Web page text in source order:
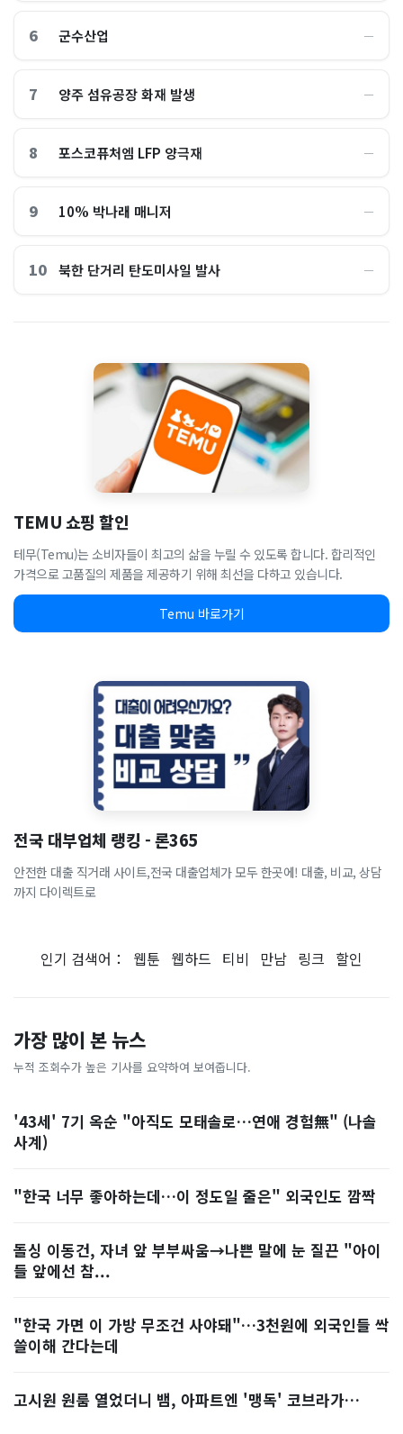
6 군수산업 ―
7 양주 섬유공장 화재 발생 ―
8 포스코퓨처엠 LFP 양극재 ―
9 10% 박나래 매니저 ―
10 북한 단거리 탄도미사일 발사 ―
TEMU 쇼핑 할인
테무(Temu)는 소비자들이 최고의 삶을 누릴 수 있도록 합니다. 합리적인
가격으로 고품질의 제품을 제공하기 위해 최선을 다하고 있습니다.
Temu 바로가기
전국 대부업체 랭킹 - 론365
안전한 대출 직거래 사이트,전국 대출업체가 모두 한곳에! 대출, 비교, 상담
까지 다이렉트로
인기 검색어： 웹툰 웹하드 티비 만남 링크 할인
가장 많이 본 뉴스
누적 조회수가 높은 기사를 요약하여 보여줍니다.
'43세' 7기 옥순 "아직도 모태솔로…연애 경험無" (나솔
사계)
"한국 너무 좋아하는데…이 정도일 줄은" 외국인도 깜짝
돌싱 이동건, 자녀 앞 부부싸움→나쁜 말에 눈 질끈 "아이
들 앞에선 참...
"한국 가면 이 가방 무조건 사야돼"…3천원에 외국인들 싹
쓸이해 간다는데
고시원 원룸 열었더니 뱀, 아파트엔 '맹독' 코브라가…